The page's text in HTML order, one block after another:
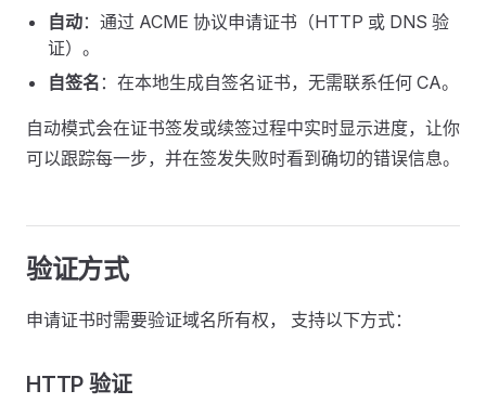
自动：通过 ACME 协议申请证书（HTTP 或 DNS 验
证）。
自签名 ：在本地生成自签名证书，无需联系任何 CA。
自动模式会在证书签发或续签过程中实时显示进度，让你
可以跟踪每一步，并在签发失败时看到确切的错误信息。
验证方式
申请证书时需要验证域名所有权， 支持以下方式：
HTTP 验证